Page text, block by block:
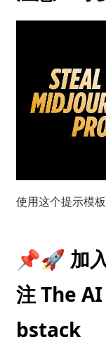
使用这个提示模
📌🚀 加
注 The
bstack